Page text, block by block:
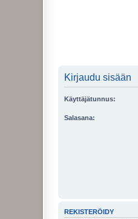
Kirjaudu sisään
Käyttäjätunnus:
Salasana:
REKISTERÖIDY